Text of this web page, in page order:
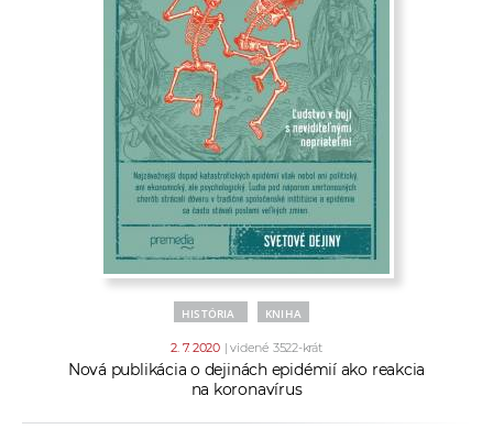
HISTÓRIA KNIHA
2. 7. 2020 | videné 3522-krát
Nová publikácia o dejinách epidémií ako reakcia
na koronavírus